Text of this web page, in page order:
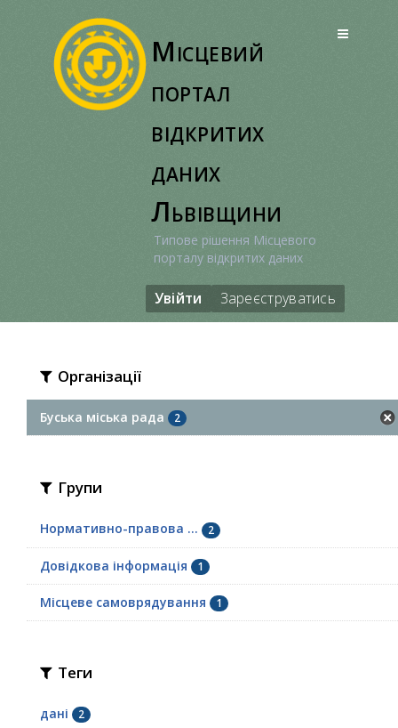
Місцевий
портал
відкритих
даних
Львівщини
Типове рішення Місцевого
порталу відкритих даних
Увійти Зареєструватись
Організації
Буська міська рада 2
Групи
Нормативно-правова ... 2
Довідкова інформація 1
Місцеве самоврядування 1
Теги
дані 2